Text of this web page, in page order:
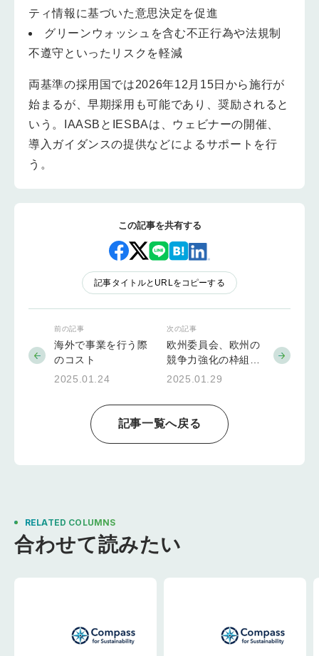
ティ情報に基づいた意思決定を促進
グリーンウォッシュを含む不正行為や法規制
不遵守といったリスクを軽減
両基準の採用国では2026年12月15日から施行が
始まるが、早期採用も可能であり、奨励されると
いう。IAASBとIESBAは、ウェビナーの開催、
導入ガイダンスの提供などによるサポートを行
う。
この記事を共有する
記事タイトルとURLをコピーする
前の記事
海外で事業を行う際
のコスト
2025.01.24
記事一覧へ戻る
次の記事
欧州委員会、欧州の
競争力強化の枠組み
「競争力コンパス」
2025.01.29
RELATED COLUMNS
合わせて読みたい